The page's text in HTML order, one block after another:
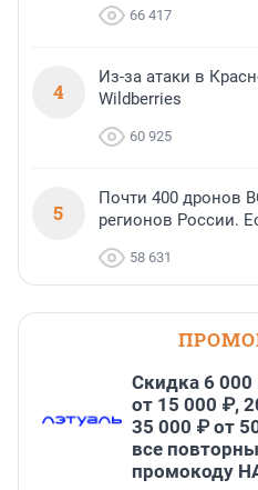
66 417
4
Из-за атаки в
Wildberries
60 925
5
Почти 400 дронов
регионов России.
58 631
Скидка 6 000
от 15 000 ₽,
35 000 ₽ от
все
промокоду